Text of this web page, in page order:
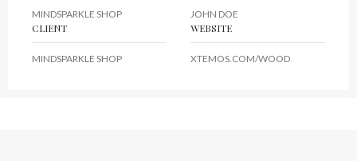
MINDSPARKLE SHOP JOHN DOE
CLIENT
MINDSPARKLE SHOP
WEBSITE
XTEMOS.COM/WOOD